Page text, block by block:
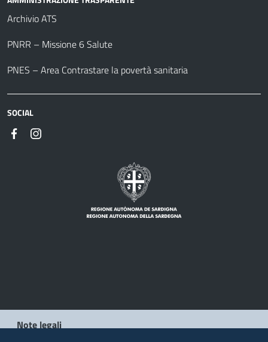
Archivio ATS
PNRR – Missione 6 Salute
PNES – Area Contrastare la povertà sanitaria
SOCIAL
Note legali